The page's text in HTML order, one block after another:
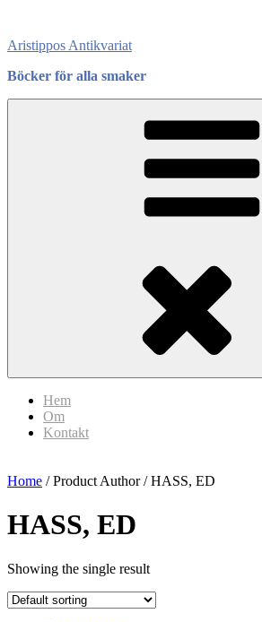
content
Aristippos Antikvariat
Böcker för alla smaker
Hem
Om
Kontakt
Home / Product Author / HASS, ED
HASS, ED
Showing the single result